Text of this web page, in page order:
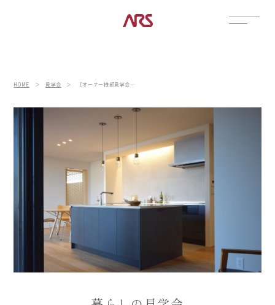
展示場
CONTENTS
コラム
土地情報
お知らせ
HOME ＞ 見学会 ＞ ［オーナー様邸見学会｜河北郡内灘町］囲われた中庭を中心に家族が繋がるコの字型の平屋